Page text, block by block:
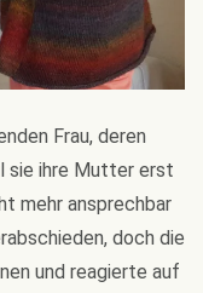
Frau, deren
sie ihre Mutter erst
mehr ansprechbar
doch die
und reagierte auf